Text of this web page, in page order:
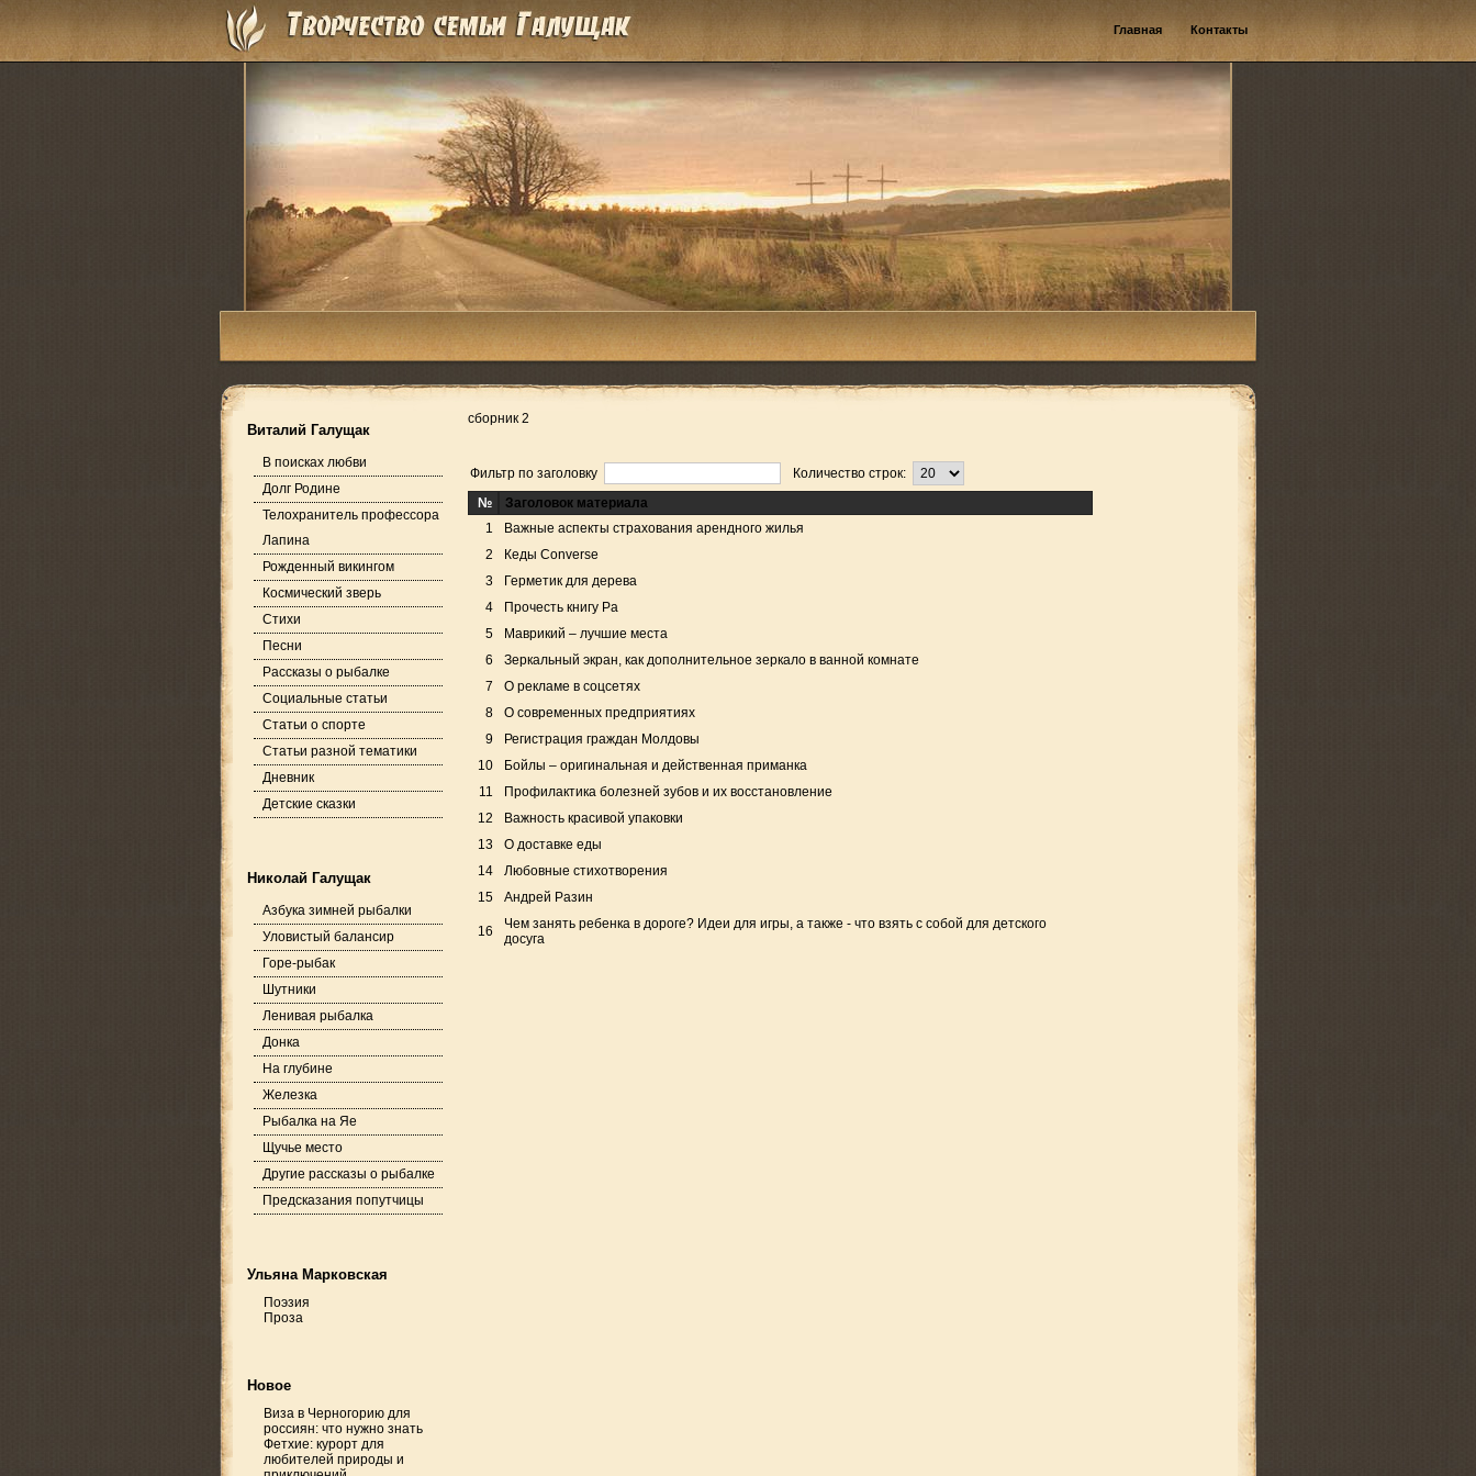
Главная Контакты
Виталий Галущак
В поисках любви
Долг Родине
Телохранитель профессора
Лапина
Рожденный викингом
Космический зверь
Стихи
Песни
Рассказы о рыбалке
Социальные статьи
Статьи о спорте
Статьи разной тематики
Дневник
Детские сказки
Николай Галущак
Азбука зимней рыбалки
Уловистый балансир
Горе-рыбак
Шутники
Ленивая рыбалка
Донка
На глубине
Железка
Рыбалка на Яе
Щучье место
Другие рассказы о рыбалке
Предсказания попутчицы
Ульяна Марковская
Поэзия
Проза
Новое
Виза в Черногорию для
россиян: что нужно знать
Фетхие: курорт для
любителей природы и
сборник 2
Фильтр по заголовку
Количество строк:
№
Заголовок материала
1
Важные аспекты страхования арендного жилья
2
Кеды Converse
3
Герметик для дерева
4
Прочесть книгу Ра
5
Маврикий – лучшие места
6
Зеркальный экран, как дополнительное зеркало в ванной комнате
7
О рекламе в соцсетях
8
О современных предприятиях
9
Регистрация граждан Молдовы
10
Бойлы – оригинальная и действенная приманка
11
Профилактика болезней зубов и их восстановление
12
Важность красивой упаковки
13
О доставке еды
14
Любовные стихотворения
15
Андрей Разин
16
Чем занять ребенка в дороге? Идеи для игры, а также - что взять с собой для детского
досуга